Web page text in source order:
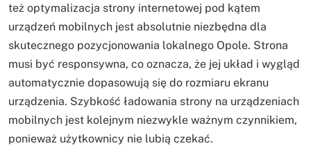
też optymalizacja strony internetowej pod kątem
urządzeń mobilnych jest absolutnie niezbędna dla
skutecznego pozycjonowania lokalnego Opole. Strona
musi być responsywna, co oznacza, że jej układ i wygląd
automatycznie dopasowują się do rozmiaru ekranu
urządzenia. Szybkość ładowania strony na urządzeniach
mobilnych jest kolejnym niezwykle ważnym czynnikiem,
ponieważ użytkownicy nie lubią czekać.